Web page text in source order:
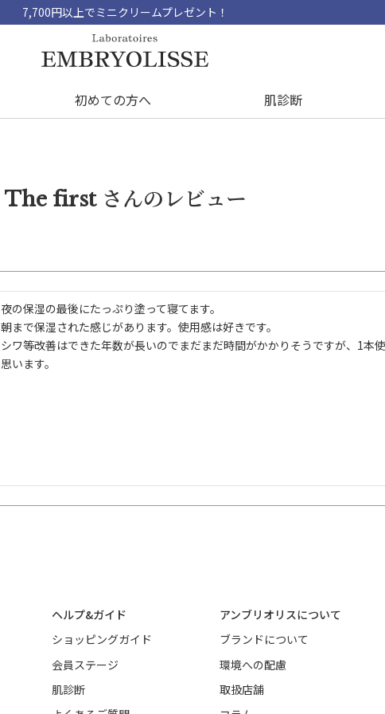
7,700円以上でミニクリームプレゼント！
初めての方へ 肌診断
よくあ
The first さんのレビュー
夜の保湿の最後にたっぷり塗って寝てます。
朝まで保湿された感じがあります。使用感は好きです。
シワ等改善はできた年数が長いのでまだまだ時間がかかりそうですが、1本
思います。
ヘルプ&ガイド
ショッピングガイド
会員ステージ
肌診断
アンブリオリスについて
ブランドについて
環境への配慮
取扱店舗